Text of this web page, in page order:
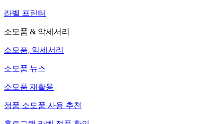
라벨 프린터
소모품 & 악세서리
소모품, 악세서리
소모품 뉴스
소모품 재활용
정품 소모품 사용 추천